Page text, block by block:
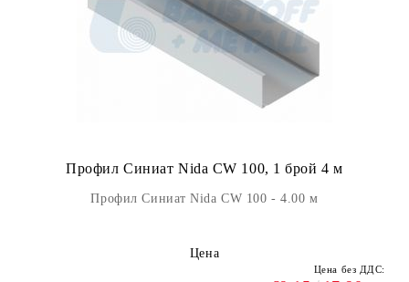
Профил Синиат Nida CW 100, 1 брой 4 м
Профил Синиат Nida CW 100 - 4.00 м
Цена
Цена без ДДС: